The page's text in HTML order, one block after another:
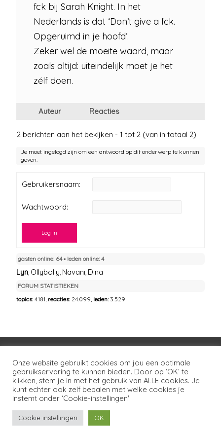
fck bij Sarah Knight. In het
Nederlands is dat ‘Don’t give a fck.
Opgeruimd in je hoofd’.
Zeker wel de moeite waard, maar
zoals altijd: uiteindelijk moet je het
zélf doen.
Auteur Reacties
2 berichten aan het bekijken - 1 tot 2 (van in totaal 2)
Je moet ingelogd zijn om een antwoord op dit onderwerp te kunnen
geven.
Gebruikersnaam:
Wachtwoord:
Log In
gasten online: 64 ▪︎ leden online: 4
Lyn Ollybolly Navani Dina
FORUM STATISTIEKEN
topics:4.181, reacties: 24.099, leden: 3.529
Voorwaarden Huisregels
Privacybeleid
Disclaimer
Over LSG Ons netwerk Contact
Copyright © 2026 Lotgenoten Seksueel Geweld
Onze website gebruikt cookies om jou een optimale
gebruikservaring te kunnen bieden. Door op ‘OK’ te
klikken, stem je in met het gebruik van ALLE cookies. Je
kunt echter ook zelf bepalen met welke cookies je
instemt onder ‘Cookie-instellingen'.
Cookie instellingen OK